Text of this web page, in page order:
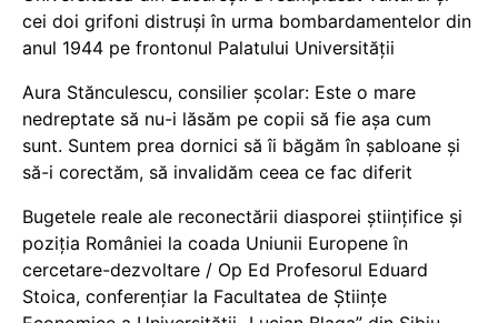
cei doi grifoni distruși în urma bombardamentelor din
anul 1944 pe frontonul Palatului Universității
Aura Stănculescu, consilier școlar: Este o mare
nedreptate să nu-i lăsăm pe copii să fie așa cum
sunt. Suntem prea dornici să îi băgăm în șabloane și
să-i corectăm, să invalidăm ceea ce fac diferit
Bugetele reale ale reconectării diasporei științifice și
poziția României la coada Uniunii Europene în
cercetare-dezvoltare / Op Ed Profesorul Eduard
Stoica, conferențiar la Facultatea de Științe